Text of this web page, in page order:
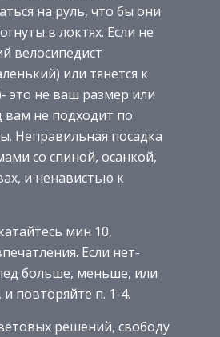
на руль, что бы они
в локтях. Если не
велосипедист
или тянется к
это не ваш размер или
вам не подходит по
Неправильная посадка
со спиной, осанкой,
и ненавистью к
мин 10,
Если нет-
больше, меньше, или
повторяйте п. 1-4.
решений, свободу